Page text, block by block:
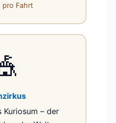
pro Fahrt
Kuriosum – der